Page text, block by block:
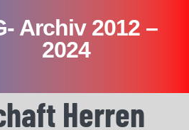
Archiv 2012 –
2024
Herren